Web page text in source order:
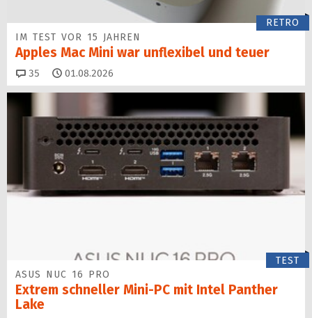
RETRO
IM TEST VOR 15 JAHREN
Apples Mac Mini war unflexibel und teuer
35 Kommentare
01.08.2026
TEST
ASUS NUC 16 PRO
Extrem schneller Mini-PC mit Intel Panther
Lake